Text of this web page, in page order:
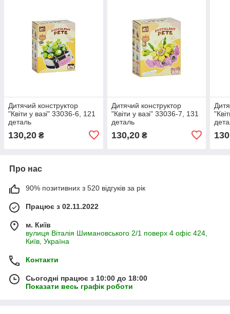
Дитячий конструктор
"Квіти у вазі" 33036-6, 121
деталь
130,20 ₴
Дитячий конструктор
"Квіти у вазі" 33036-7, 131
деталь
130,20₴
Про нас
90% позитивних з 520 відгуків за рік
Працює з 02.11.2022
м. Київ
вулиця Віталія Шимановського 2/1 поверх 4 офіс 424,
Київ, Україна
Контакти
Сьогодні працює з 10:00 до 18:00
Показати весь графік роботи